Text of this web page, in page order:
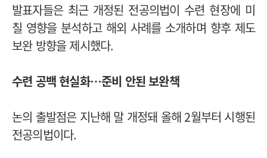
발표자들은 최근 개정된 전공의법이 수련 현장에 미
칠 영향을 분석하고 해외 사례를 소개하며 향후 제도
보완 방향을 제시했다.
수련 공백 현실화…준비 안된 보완책
논의 출발점은 지난해 말 개정돼 올해 2월부터 시행된
전공의법이다.